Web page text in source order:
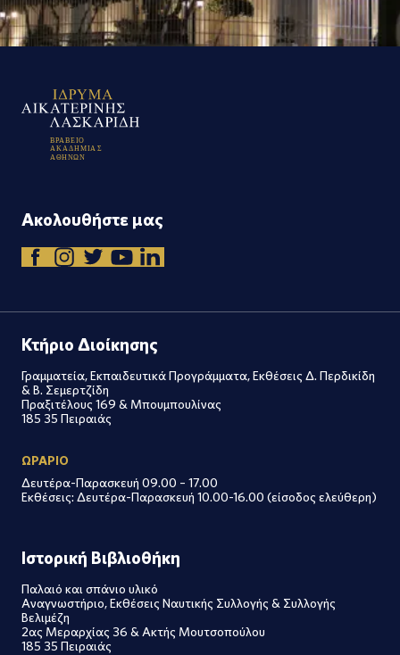
ΒΡΑΒΕΙΟ
ΑΚΑΔΗΜΙΑ Σ
Α ΘΗΝΩΝ
Ακολουθήστε μας
Κτήριο Διοίκησης
Γραμματεία, Εκπαιδευτικά Προγράμματα, Εκθέσεις Δ. Περδικίδη
& Β. Σεμερτζίδη
Πραξιτέλους 169 & Μπουμπουλίνας
185 35 Πειραιάς
ΩΡΑΡΙΟ
Δευτέρα-Παρασκευή 09.00 – 17.00
Εκθέσεις: Δευτέρα-Παρασκευή 10.00-16.00 (είσοδος ελεύθερη)
Ιστορική Βιβλιοθήκη
Παλαιό και σπάνιο υλικό
Αναγνωστήριο, Εκθέσεις Ναυτικής Συλλογής & Συλλογής
Βελιμέζη
2ας Μεραρχίας 36 & Ακτής Μουτσοπούλου
185 35 Πειραιάς